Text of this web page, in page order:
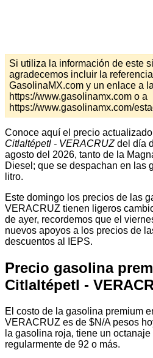
Si utiliza la información de este
agradecemos incluir la
GasolinaMX.com y un enlace a
https://www.gasolinamx.com o a
https://www.gasolinamx.com/
Conoce aquí el precio
Citlaltépetl - VERACRUZdel día
agosto del 2026, tanto de la
Diesel; que se despachan en las
litro.
Este domingo los precios de las
VERACRUZ tienen ligeros
de ayer, recordemos que el
nuevos apoyos a los precios de
descuentos al IEPS.
Precio gasolina
Citlaltépetl -
El costo de la gasolina premium
VERACRUZ es de $N/A pesos
la gasolina roja, tiene un
regularmente de 92 o más.